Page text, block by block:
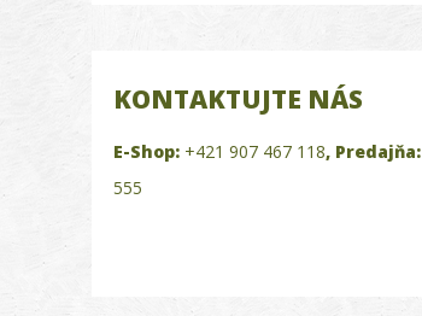
KONTAKTUJTE NÁS
E-Shop: +421 907 467 118, Predajňa:
555